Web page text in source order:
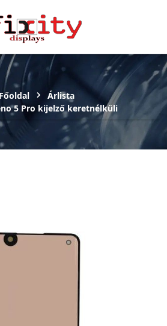
Főoldal
Árlista
5 Pro kijelző keretnélküli